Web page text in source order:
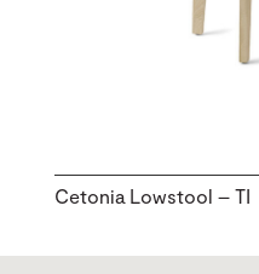
Cetonia Lowstool – TI